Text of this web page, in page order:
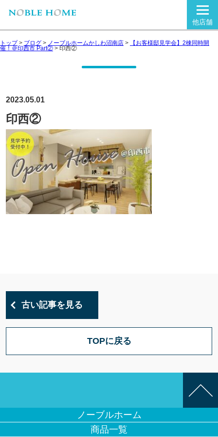
他店舗
トップ> ブログ > ノーブルホームかしわ沼南店 > 【お客様邸見学会】2棟同時開
催！＠印西市 Part② > 印西②
2023.05.01
印西②
古い記事を見る
TOPに戻る
ノーブルホーム
商品一覧